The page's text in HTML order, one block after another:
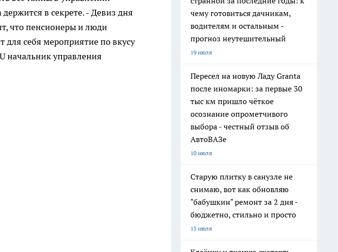
в секрете. - Девиз дня
что пенсионеры и люди
для себя мероприятие по вкусу
начальник управления
чему готовиться дачникам,
водителям и остальным -
прогноз неутешительный
19 июля
Пересел на новую Ладу Granta
после иномарки: за первые 30
тыс км пришло чёткое
осознание опрометчивого
выбора - честный отзыв об
АвтоВАЗе
10 июля
Старую плитку в санузле не
снимаю, вот как обновляю
"бабушкин" ремонт за 2 дня -
бюджетно, стильно и просто
13 июля